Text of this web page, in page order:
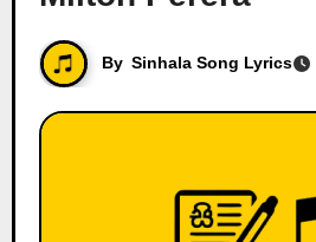
By Sinhala Song Lyrics